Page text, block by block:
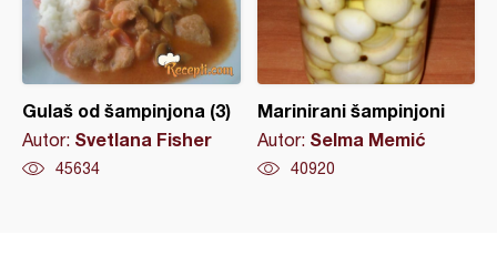
Gulaš od šampinjona (3)
Autor: Svetlana Fisher
45634
Marinirani šampinjoni
Autor: Selma Memić
40920